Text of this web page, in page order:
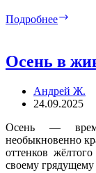
Подробнее
Осень в
Андрей Ж.
24.09.2025
Осень —
необыкновенно
оттенков
своему